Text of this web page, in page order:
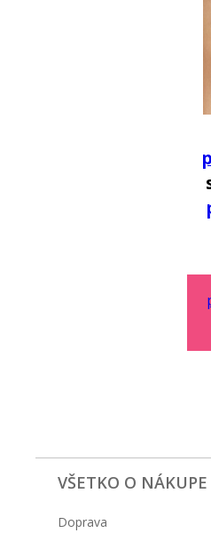
VŠETKO O NÁKUPE
Doprava